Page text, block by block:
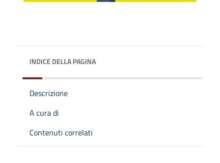
INDICE DELLA PAGINA
Descrizione
A cura di
Contenuti correlati